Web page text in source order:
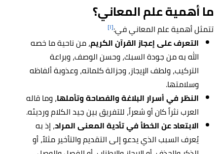
ما أهمية علم المعاني؟
تتمثل أهمية علم المعاني في:[١]
التعرف على إعجاز القرآن الكريم، من ناحية ما خصه
الله به من جودة السبك، وحسن الوصف، وبراعة
التركيب، ولطف الإيجاز، وجزالة كلماته، وعذوبة ألفاظه
وسلامتها.
النظر في أسرار البلاغة والفصاحة وتأملها، وما قاله
العرب نثراً كان أو شعراً، للتفريق بين جيد الكلام ورديئه.
الابتعاد عن الخطأ في تأدية المعنى المراد، إذ به
يُعرف السبب الذي يدعو إلى التقديم والتأخير مثلاً، أو